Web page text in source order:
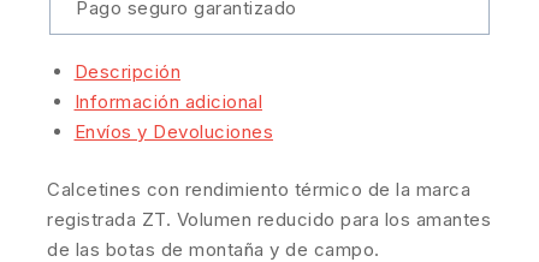
Pago seguro garantizado
Descripción
Información adicional
Envíos y Devoluciones
Calcetines con rendimiento térmico de la marca
registrada ZT. Volumen reducido para los amantes
de las botas de montaña y de campo.